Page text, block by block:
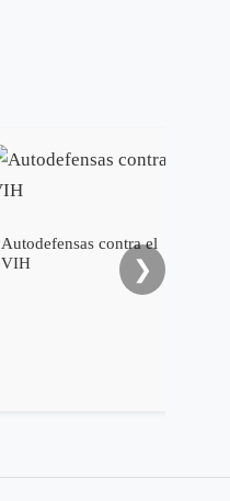
Autodefensas contra el
VIH
❯